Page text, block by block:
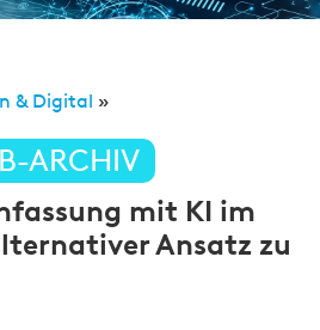
& Digital »
ARCHIV
mit KI im
Ansatz zu